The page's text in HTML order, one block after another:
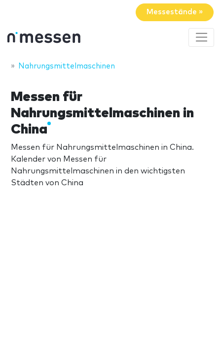
Messestände »
Nahrungsmittelmaschinen
Messen für
Nahrungsmittelmaschinen in
China
Messen für Nahrungsmittelmaschinen in China.
Kalender von Messen für
Nahrungsmittelmaschinen in den wichtigsten
Städten von China